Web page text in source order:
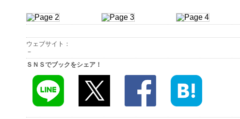
ウェブサイト：
－
ＳＮＳでブックをシェア！